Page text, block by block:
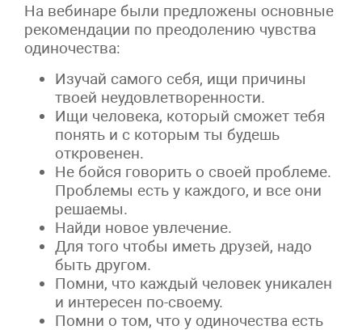
На вебинаре были предложены основные
рекомендации по преодолению чувства
одиночества:
Изучай самого себя, ищи причины
твоей неудовлетворенности.
Ищи человека, который сможет тебя
понять и с которым ты будешь
откровенен.
Не бойся говорить о своей проблеме.
Проблемы есть у каждого, и все они
решаемы.
Найди новое увлечение.
Для того чтобы иметь друзей, надо
быть другом.
Помни, что каждый человек уникален
и интересен по-своему.
Помни о том, что у одиночества есть